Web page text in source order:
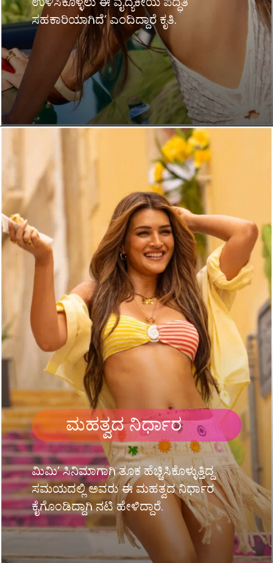
ಸಹಕಾರಿಯಾಗಿದೆ’ ಎಂದಿದ್ದಾರೆ ಕೃತಿ.
ಮಿಮಿ’ ಸಿನಿಮಾಗಾಗಿ ತೂಕ ಹೆಚ್ಚಿಸಿಕೊಳ್ಳುತ್ತಿದ್ದ
ಸಮಯದಲ್ಲಿ ಅವರು ಈ ಮಹತ್ವದ ನಿರ್ಧಾರ
ಕೈಗೊಂಡಿದ್ದಾಗಿ ನಟಿ ಹೇಳಿದ್ದಾರೆ.
ಮಹತ್ವದ ನಿರ್ಧಾರ